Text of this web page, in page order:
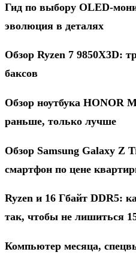
Гид по выбору OLED-
эволюция в деталях
Обзор Ryzen 7 9850X3D:
баксов
Обзор ноутбука HONOR
раньше, только лучше
Обзор Samsung Galaxy Z
смартфон по цене
Ryzen и 16 Гбайт DDR5:
так, чтобы не лишиться
Компьютер месяца,